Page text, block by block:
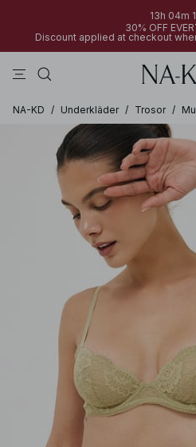
13h 04m
30% OFF
Discount applied at checkout
NA-KD / Underkläder / Trosor /